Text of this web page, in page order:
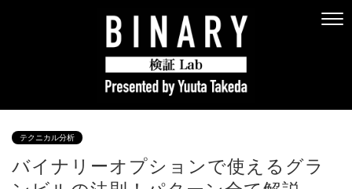
テクニカル分析
バイナリーオプションで使えるグラ